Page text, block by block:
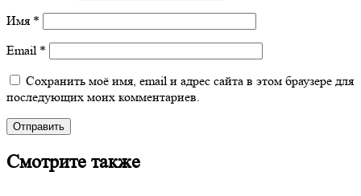
Имя *
Email *
Сохранить моё имя, email и адрес сайта в этом браузере для
последующих моих комментариев.
Смотрите также